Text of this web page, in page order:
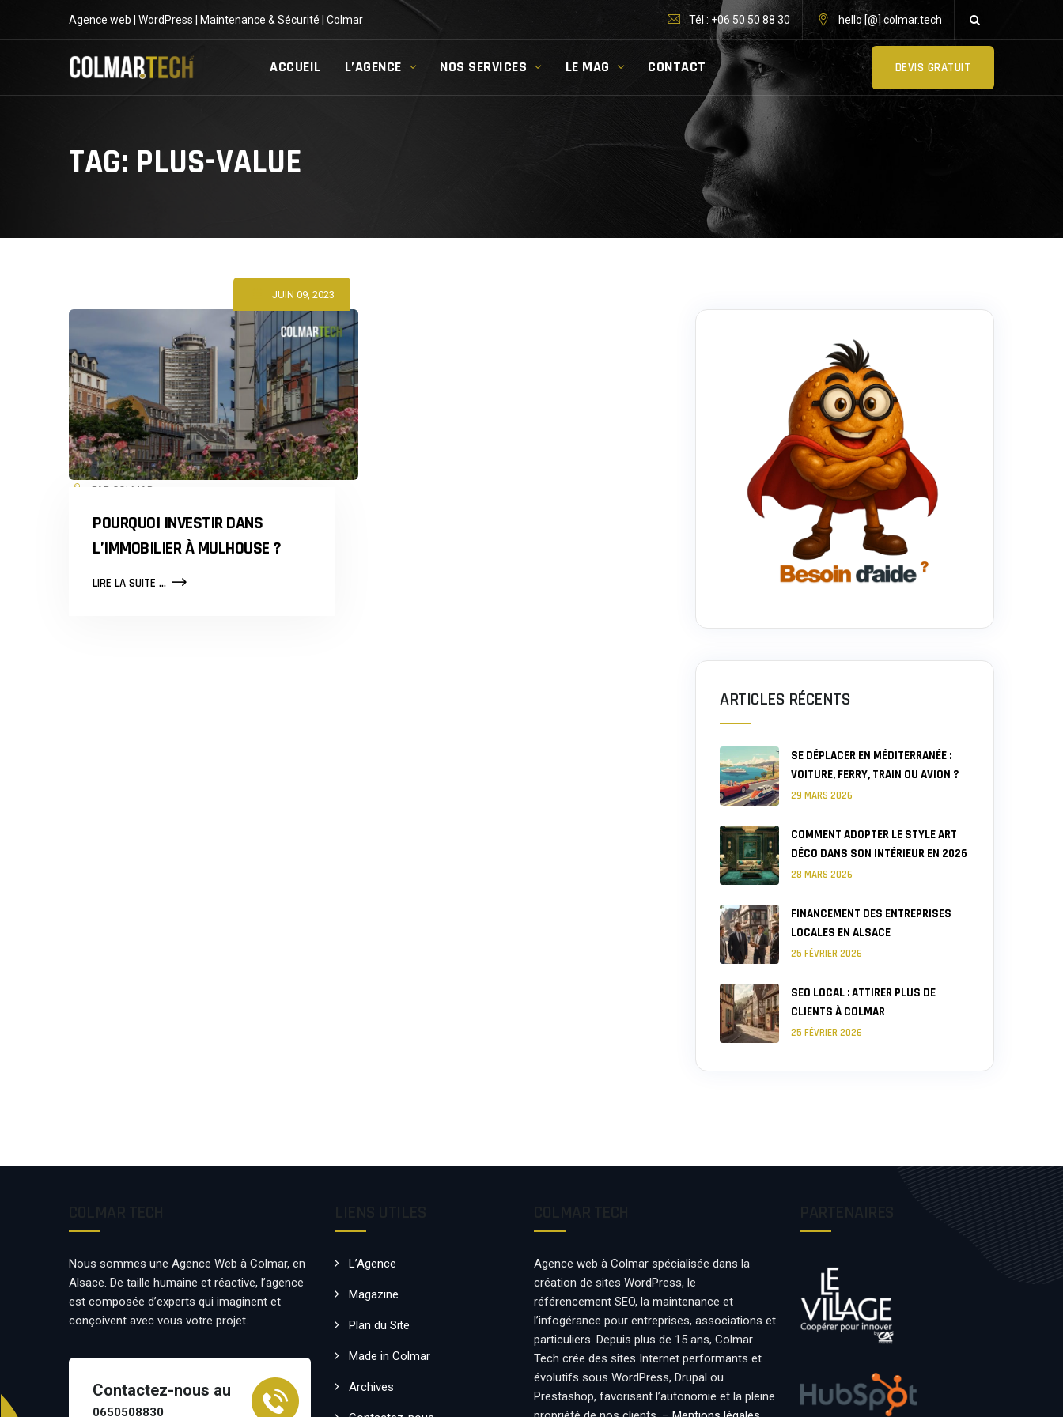
Agence web | WordPress | Maintenance & Sécurité | Colmar Tél : +06 50 50 88 30 hello [@] colmar.tech
ACCUEIL L’AGENCE NOS SERVICES LE MAG CONTACT DEVIS GRATUIT
TAG: PLUS-VALUE
JUIN 09, 2023
PAR COLMAR
POURQUOI INVESTIR DANS
L’IMMOBILIER À MULHOUSE ?
LIRE LA SUITE ...POURQUOI
ARTICLES RÉCENTS
SE DÉPLACER EN MÉDITERRANÉE :
VOITURE, FERRY, TRAIN OU AVION ?
29 MARS 2026
COMMENT ADOPTER LE STYLE ART
DÉCO DANS SON INTÉRIEUR EN 2026
28 MARS 2026
FINANCEMENT DES ENTREPRISES
LOCALES EN ALSACE
25 FÉVRIER 2026
SEO LOCAL : ATTIRER PLUS DE
CLIENTS À COLMAR
25 FÉVRIER 2026
Nous sommes une Agence Web à Colmar, en
Alsace. De taille humaine et réactive, l’agence
est composée d’experts qui imaginent et
conçoivent avec vous votre projet.
Contactez-nous au
0650508830
L’Agence
Magazine
Plan du Site
Made in Colmar
Archives
Agence web à Colmar spécialisée dans la
création de sites WordPress, le
référencement SEO, la maintenance et
l’infogérance pour entreprises, associations et
particuliers. Depuis plus de 15 ans, Colmar
Tech crée des sites Internet performants et
évolutifs sous WordPress, Drupal ou
Prestashop, favorisant l’autonomie et la pleine